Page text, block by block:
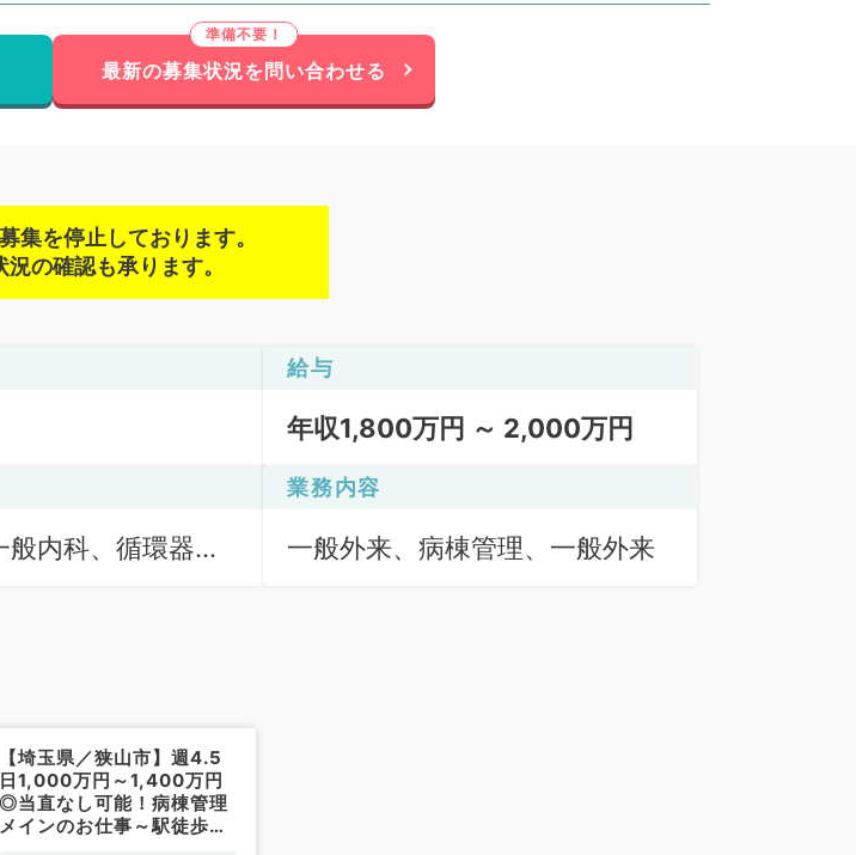
最新の募集状況を問い合わせる
集を停止しております。
の確認も承ります。
給与
年収1,800万円 ～ 2,000万円
内科、循環器内
業務内容
一般外来、病棟管理、一般外来
【埼玉県／狭山市】週4.5
日1,000万円～1,400万円
◎当直なし可能！病棟管理
メインのお仕事～駅徒歩圏